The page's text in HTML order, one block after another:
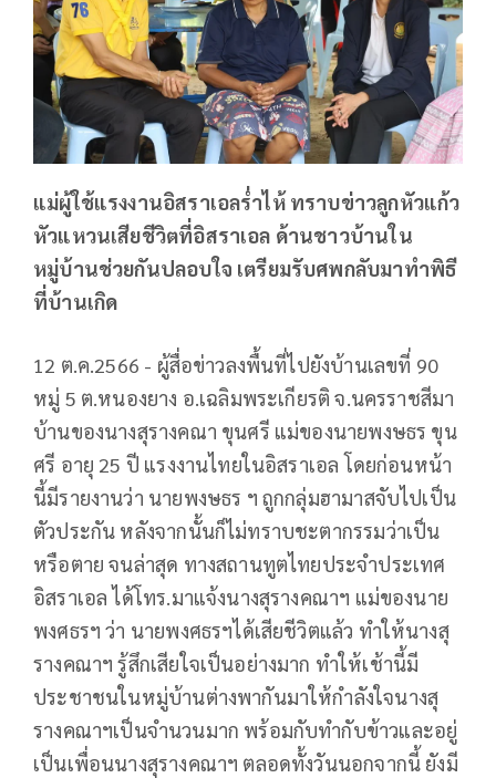
แม่ผู้ใช้แรงงานอิสราเอลร่ำไห้ ทราบข่าวลูกหัวแก้ว
หัวแหวนเสียชีวิตที่อิสราเอล ด้านชาวบ้านใน
หมู่บ้านช่วยกันปลอบใจ เตรียมรับศพกลับมาทำพิธี
ที่บ้านเกิด
12 ต.ค.2566 - ผู้สื่อข่าวลงพื้นที่ไปยังบ้านเลขที่ 90
หมู่ 5 ต.หนองยาง อ.เฉลิมพระเกียรติ จ.นครราชสีมา
บ้านของนางสุรางคณา ขุนศรี แม่ของนายพงษธร ขุน
ศรี อายุ 25 ปี แรงงานไทยในอิสราเอล โดยก่อนหน้า
นี้มีรายงานว่า นายพงษธร ฯ ถูกกลุ่มฮามาสจับไปเป็น
ตัวประกัน หลังจากนั้นก็ไม่ทราบชะตากรรมว่าเป็น
หรือตาย จนล่าสุด ทางสถานทูตไทยประจำประเทศ
อิสราเอล ได้โทร.มาแจ้งนางสุรางคณาฯ แม่ของนาย
พงศธรฯ ว่า นายพงศธรฯได้เสียชีวิตแล้ว ทำให้นางสุ
รางคณาฯ รู้สึกเสียใจเป็นอย่างมาก ทำให้เช้านี้มี
ประชาชนในหมู่บ้านต่างพากันมาให้กำลังใจนางสุ
รางคณาฯเป็นจำนวนมาก พร้อมกับทำกับข้าวและอยู่
เป็นเพื่อนนางสุรางคณาฯ ตลอดทั้งวันนอกจากนี้ ยังมี